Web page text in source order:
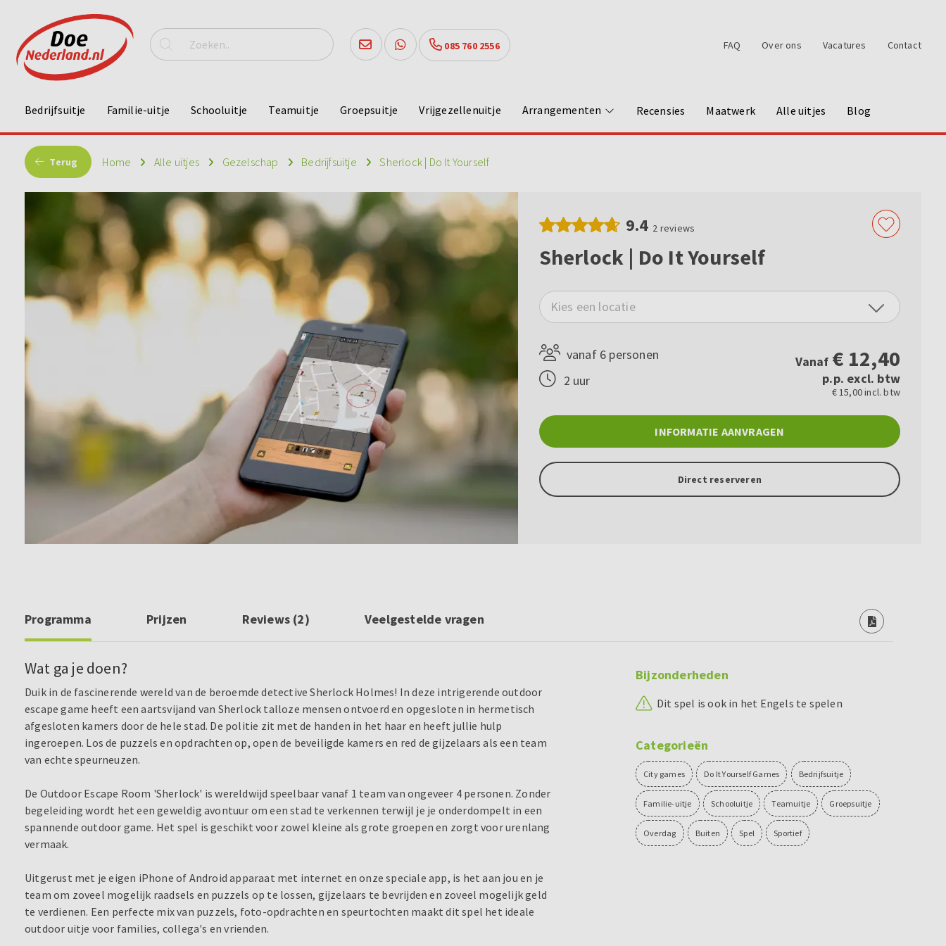
085 760 2556 FAQ Over ons Vacatures Contact
Bedrijfsuitje Familie-uitje Schooluitje Teamuitje Groepsuitje Vrijgezellenuitje Arrangementen Recensies Maatwerk Alle uitjes Blog
Terug Home Alle uitjes Gezelschap Bedrijfsuitje Sherlock | Do It Yourself
9.4 2 reviews
Sherlock | Do It Yourself
Kies een locatie
vanaf 6 personen
2 uur
Vanaf € 12,40
p.p. excl. btw
€ 15,00 incl. btw
INFORMATIE AANVRAGEN
Direct reserveren
Programma Prijzen Reviews (2) Veelgestelde vragen
Wat ga je doen?
Duik in de fascinerende wereld van de beroemde detective Sherlock Holmes! In deze intrigerende outdoor
escape game heeft een aartsvijand van Sherlock talloze mensen ontvoerd en opgesloten in hermetisch
afgesloten kamers door de hele stad. De politie zit met de handen in het haar en heeft jullie hulp
ingeroepen. Los de puzzels en opdrachten op, open de beveiligde kamers en red de gijzelaars als een team
van echte speurneuzen.
De Outdoor Escape Room 'Sherlock' is wereldwijd speelbaar vanaf 1 team van ongeveer 4 personen. Zonder
begeleiding wordt het een geweldig avontuur om een stad te verkennen terwijl je je onderdompelt in een
spannende outdoor game. Het spel is geschikt voor zowel kleine als grote groepen en zorgt voor urenlang
vermaak.
Uitgerust met je eigen iPhone of Android apparaat met internet en onze speciale app, is het aan jou en je
team om zoveel mogelijk raadsels en puzzels op te lossen, gijzelaars te bevrijden en zoveel mogelijk geld
te verdienen. Een perfecte mix van puzzels, foto-opdrachten en speurtochten maakt dit spel het ideale
outdoor uitje voor families, collega's en vrienden.
Bijzonderheden
Dit spel is ook in het Engels te spelen
Categorieën
City games Do It Yourself Games Bedrijfsuitje
Familie-uitje Schooluitje Teamuitje Groepsuitje
Overdag Buiten Spel Sportief